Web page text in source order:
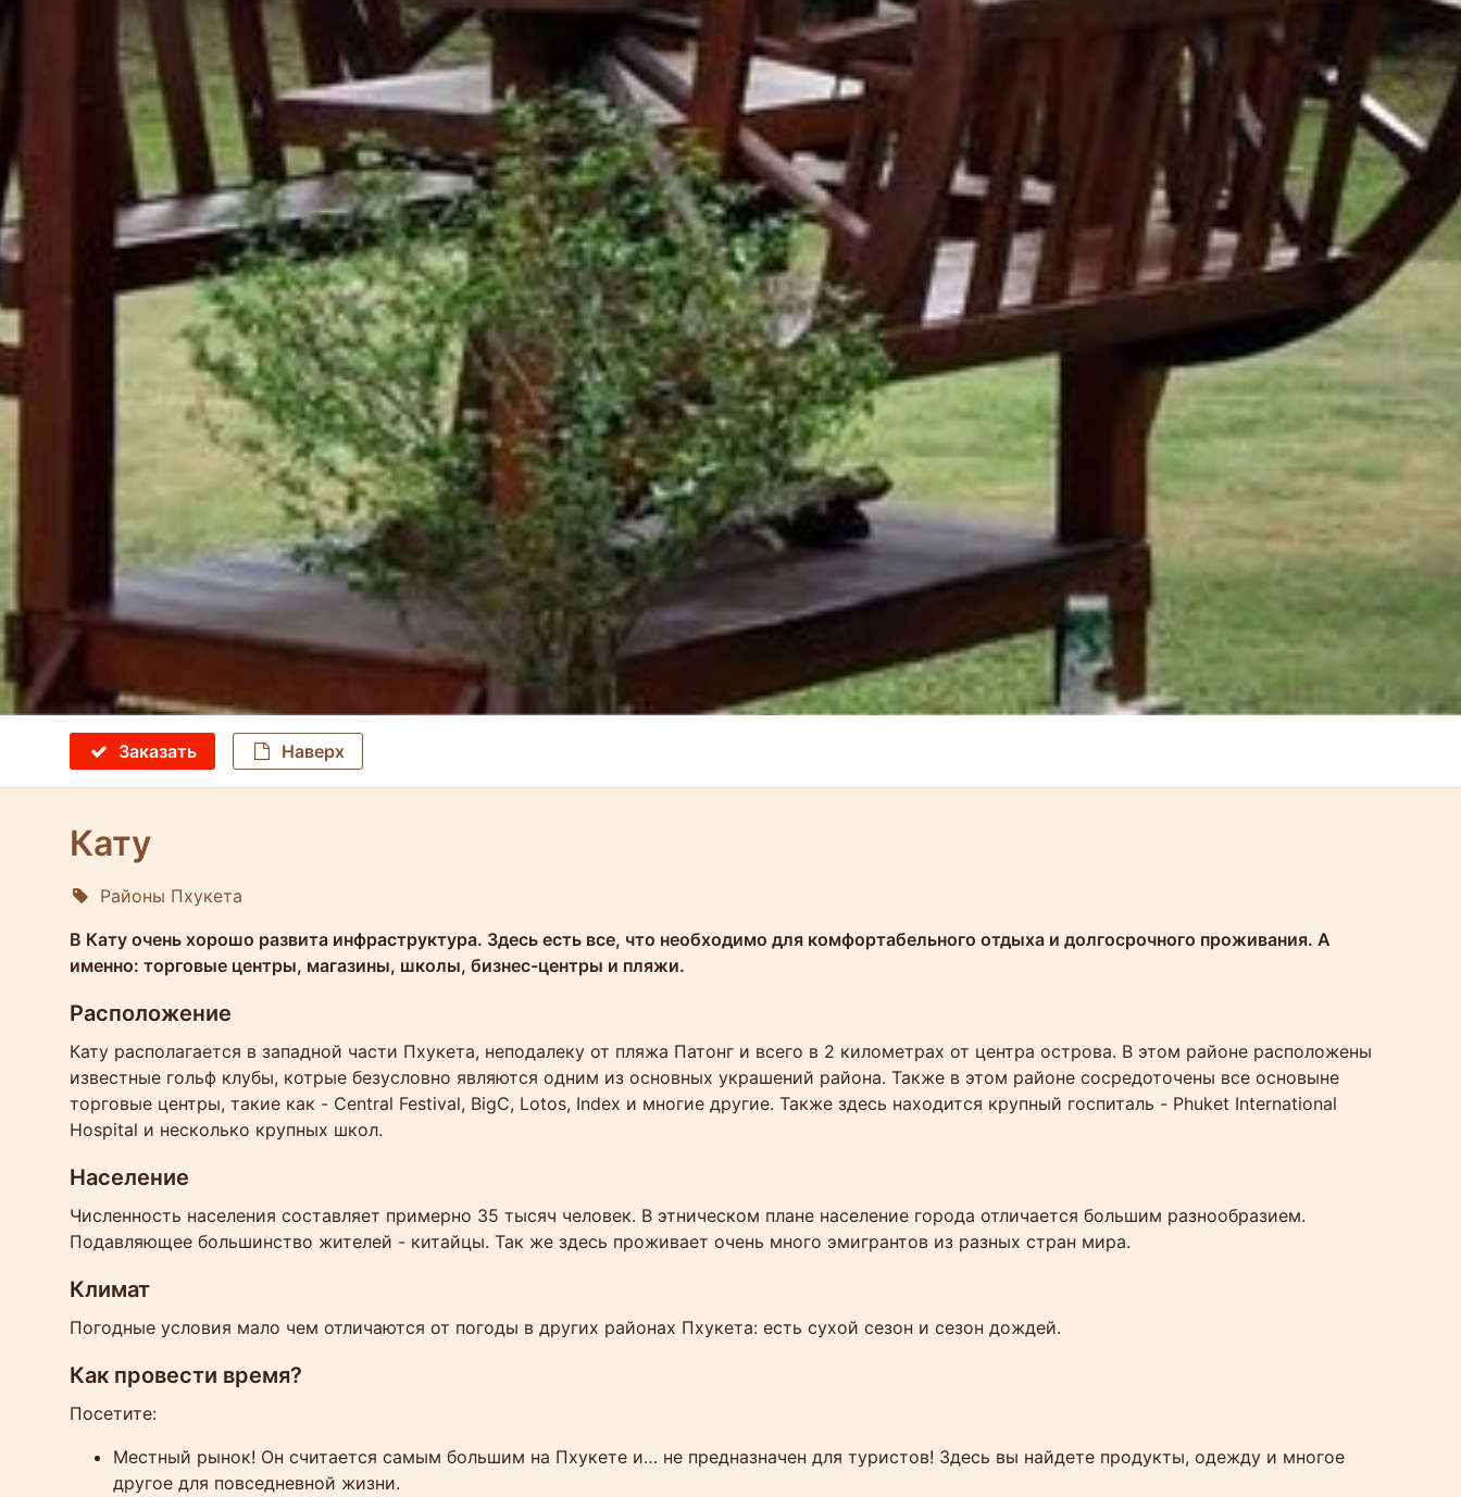
Заказать Наверх
Кату
Районы Пхукета
В Кату очень хорошо развита инфраструктура. Здесь есть все, что необходимо для комфортабельного отдыха и долгосрочного проживания. А
именно: торговые центры, магазины, школы, бизнес-центры и пляжи.
Расположение
Кату располагается в западной части Пхукета, неподалеку от пляжа Патонг и всего в 2 километрах от центра острова. В этом районе расположены
известные гольф клубы, котрые безусловно являются одним из основных украшений района. Также в этом районе сосредоточены все основыне
торговые центры, такие как - Central Festival, BigC, Lotos, Index и многие другие. Также здесь находится крупный госпиталь - Phuket International
Hospital и несколько крупных школ.
Население
Численность населения составляет примерно 35 тысяч человек. В этническом плане население города отличается большим разнообразием.
Подавляющее большинство жителей - китайцы. Так же здесь проживает очень много эмигрантов из разных стран мира.
Климат
Погодные условия мало чем отличаются от погоды в других районах Пхукета: есть сухой сезон и сезон дождей.
Как провести время?
Посетите:
Местный рынок! Он считается самым большим на Пхукете и… не предназначен для туристов! Здесь вы найдете продукты, одежду и многое
другое для повседневной жизни.